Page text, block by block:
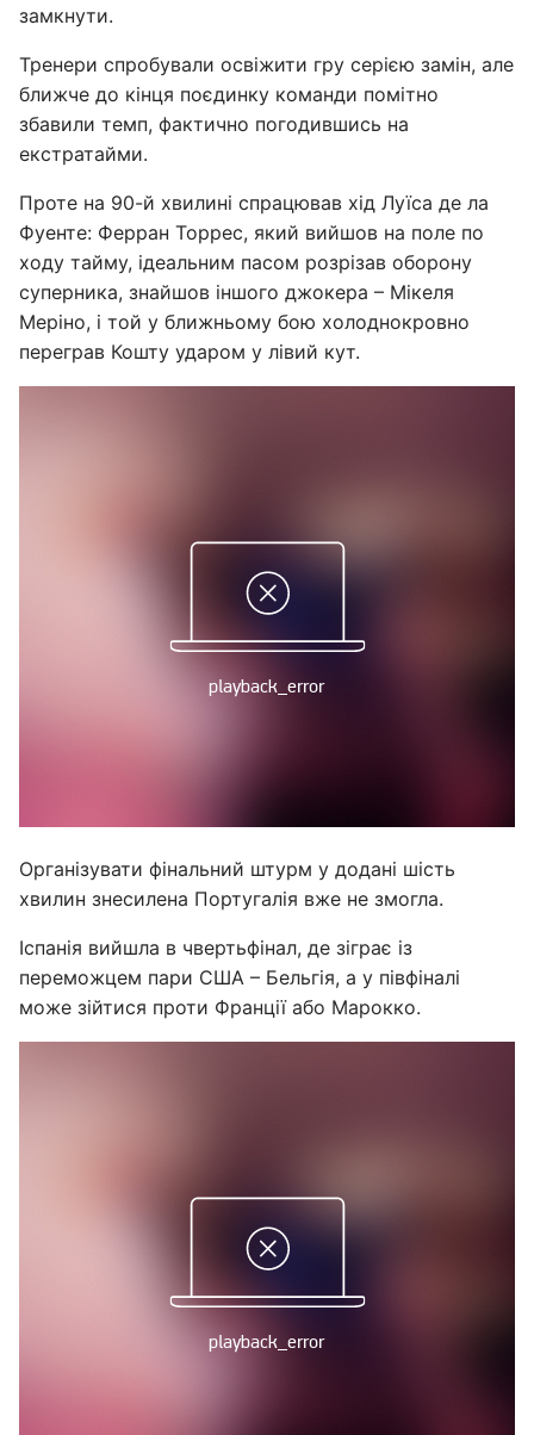
замкнути.
Тренери спробували освіжити гру серією замін, але
ближче до кінця поєдинку команди помітно
збавили темп, фактично погодившись на
екстратайми.
Проте на 90-й хвилині спрацював хід Луїса де ла
Фуенте: Ферран Торрес, який вийшов на поле по
ходу тайму, ідеальним пасом розрізав оборону
суперника, знайшов іншого джокера – Мікеля
Меріно, і той у ближньому бою холоднокровно
переграв Кошту ударом у лівий кут.
Організувати фінальний штурм у додані шість
хвилин знесилена Португалія вже не змогла.
Іспанія вийшла в чвертьфінал, де зіграє із
переможцем пари США – Бельгія, а у півфіналі
може зійтися проти Франції або Марокко.